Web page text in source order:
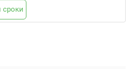
сроки